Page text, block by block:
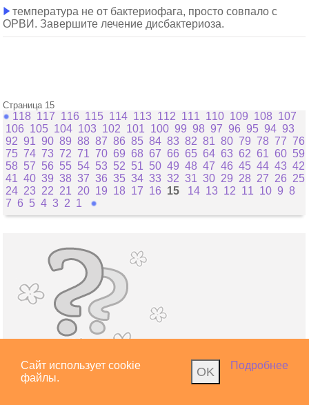
температура не от бактериофага, просто совпало с
ОРВИ. Завершите лечение дисбактериоза.
Страница 15
118 117 116 115 114 113 112 111 110 109 108 107
106 105 104 103 102 101 100 99 98 97 96 95 94 93
92 91 90 89 88 87 86 85 84 83 82 81 80 79 78 77 76
75 74 73 72 71 70 69 68 67 66 65 64 63 62 61 60 59
58 57 56 55 54 53 52 51 50 49 48 47 46 45 44 43 42
41 40 39 38 37 36 35 34 33 32 31 30 29 28 27 26 25
24 23 22 21 20 19 18 17 16 15 14 13 12 11 10 9 8
7 6 5 4 3 2 1
Вопросы
Сайт использует cookie
файлы.
OK Подробнее